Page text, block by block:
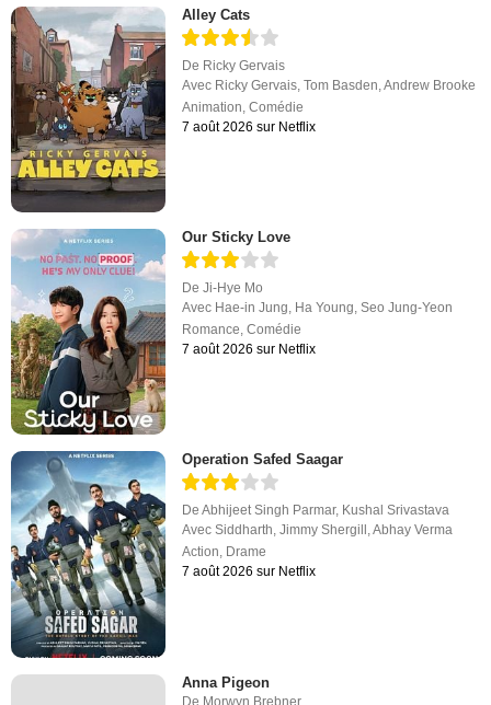
Alley Cats
De Ricky Gervais
Avec Ricky Gervais ,Tom Basden ,Andrew Brooke
Animation ,Comédie
7 août 2026 sur Netflix
Our Sticky Love
DeJi-Hye Mo
Avec Hae-in Jung, Ha Young,Seo Jung-Yeon
Romance,Comédie
7 août 2026 sur Netflix
Operation Safed Saagar
DeAbhijeet Singh Parmar, Kushal Srivastava
AvecSiddharth,Jimmy Shergill ,Abhay Verma
Action, Drame
7 août 2026 sur Netflix
Anna Pigeon
De Morwyn Brebner